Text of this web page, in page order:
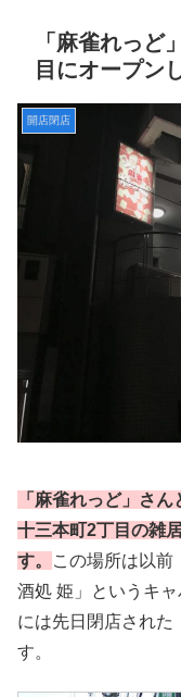
「麻雀れっど
目にオープン
開店閉店
「麻雀れっど」さ
十三本町2丁目の雑
す。
この場所は以前
酒処 姫」というキ
には先日閉店された
す。